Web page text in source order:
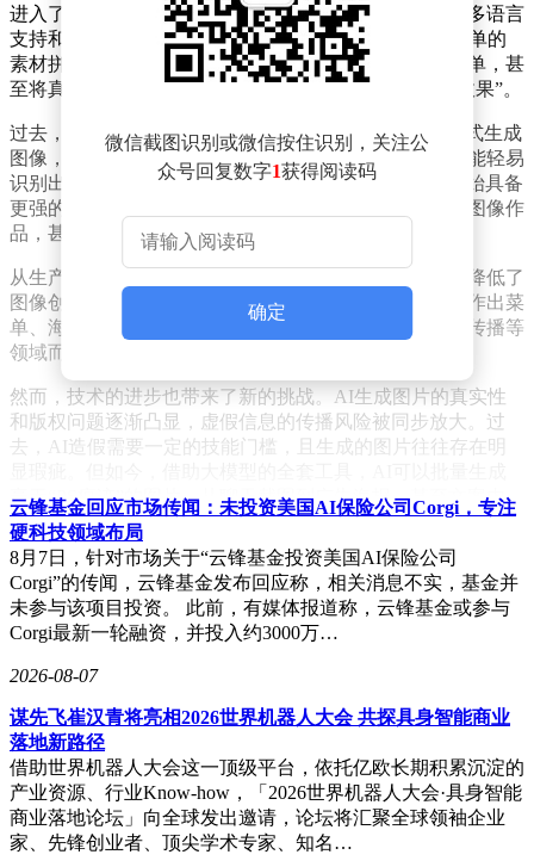
进入了一个全新阶段。此次升级重点提升了文字渲染、多语言
支持和视觉推理能力，使得AI生成的图像不再局限于简单的
素材拼贴，而是能够直接生成包含复杂文字的海报、菜单，甚
至将真实人物融入虚拟环境，创造出以假乱真的“照片效果”。
过去，文生图模型主要依赖“理解指令后拼贴素材”的方式生成
图像，在文字和图像推理方面存在明显不足，用户往往能轻易
识别出“一眼假”的图片。然而，随着技术的升级，AI开始具备
更强的推理能力，能够直接生成结构完整、信息丰富的图像作
品，甚至可以模拟专业设计师的创作风格。
从生产力角度看，这一技术进步无疑具有重要意义。它降低了
图像创作的门槛，使得不会排版或设计的人也能快速制作出菜
单、海报、科普图等活动物料。对于教育、设计、商业传播等
领域而言，这无疑是一次产业性的生产力提升机会。
然而，技术的进步也带来了新的挑战。AI生成图片的真实性
和版权问题逐渐凸显，虚假信息的传播风险被同步放大。过
去，AI造假需要一定的技能门槛，且生成的图片往往存在明
毫无“PS痕迹”的图片，从聊天截图到广告海报，甚至文案内
容，都可以“整套生成”。
当图片不仅逼真，还主动植入信息元素来诱导读者相信时，普
通用户更容易放下警惕。此次“库克加入小米汽车”的乌龙事
件，正是文生图工具在信息、伦理层面深度影响的初露端倪。
它提醒我们，在享受技术便利的同时，也必须警惕其可能带来
的负面影响。
面对这一挑战，平台应当承担起责任，将AI标识作为默认设
置，而非可有可无的装饰。对于热点传播图片、名人相关图片
和突发事件图片，应强化溯源和风险提示机制。同时，各方也
应建立起基本的图片核验流程，避免盲目转发未经核实的图
片。
技术让图片越来越“会说话”，但世界的真实性不应因此受到冲
微信截图识别或微信按住识别，关注公
众号回复数字1获得阅读码
确定
云锋基金回应市场传闻：未投资美国AI保险公司Corgi，专注
硬科技领域布局
8月7日，针对市场关于“云锋基金投资美国AI保险公司
Corgi”的传闻，云锋基金发布回应称，相关消息不实，基金并
未参与该项目投资。 此前，有媒体报道称，云锋基金或参与
Corgi最新一轮融资，并投入约3000万…
2026-08-07
谋先飞崔汉青将亮相2026世界机器人大会 共探具身智能商业
落地新路径
借助世界机器人大会这一顶级平台，依托亿欧长期积累沉淀的
产业资源、行业Know-how，「2026世界机器人大会·具身智能
商业落地论坛」向全球发出邀请，论坛将汇聚全球领袖企业
家、先锋创业者、顶尖学术专家、知名…